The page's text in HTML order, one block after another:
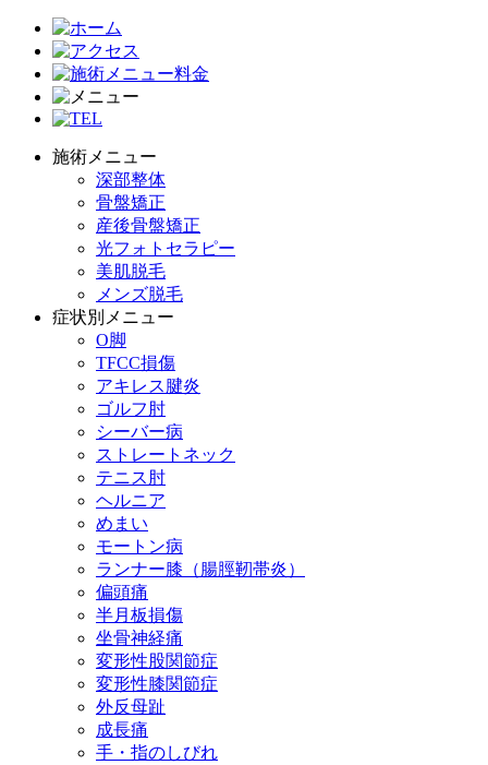
施術メニュー
深部整体
骨盤矯正
産後骨盤矯正
光フォトセラピー
美肌脱毛
メンズ脱毛
症状別メニュー
O脚
TFCC損傷
アキレス腱炎
ゴルフ肘
シーバー病
ストレートネック
テニス肘
ヘルニア
めまい
モートン病
ランナー膝（腸脛靭帯炎）
偏頭痛
半月板損傷
坐骨神経痛
変形性股関節症
変形性膝関節症
外反母趾
成長痛
手・指のしびれ